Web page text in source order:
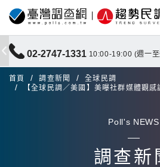
02-2747-1331 10:00-19:00 (週一
首頁 調查新聞
全球民調
【全球民調／美國】美曝社群媒體觀
Poll's NEWS
調查新